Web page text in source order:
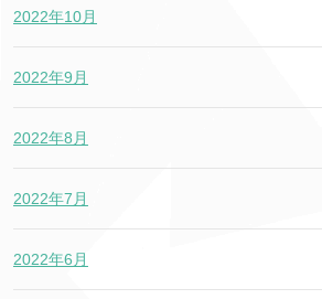
2022年10月
2022年9月
2022年8月
2022年7月
2022年6月